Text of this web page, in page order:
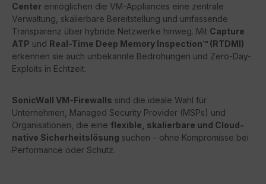
Center ermöglichen die VM-Appliances eine zentrale
Verwaltung, skalierbare Bereitstellung und umfassende
Transparenz über hybride Netzwerke hinweg. Mit Capture
ATP und Real-Time Deep Memory Inspection™ (RTDMI)
erkennen sie auch unbekannte Bedrohungen und Zero-Day-
Exploits in Echtzeit.
SonicWall VM-Firewalls sind die ideale Wahl für
Unternehmen, Managed Security Provider (MSPs) und
Organisationen, die eine flexible, skalierbare und Cloud-
native Sicherheitslösung suchen – ohne Kompromisse bei
Performance oder Schutz.